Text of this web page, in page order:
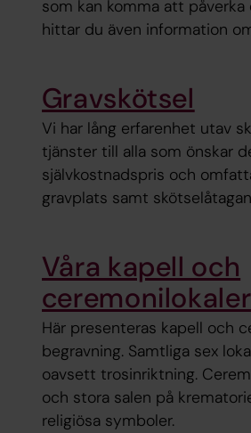
som kan komma att
hittar du även information
Gravskötsel
Vi har lång erfarenhet utav
tjänster till alla som önskar
självkostnadspris och
gravplats samt
Våra kapell och
ceremonilokaler
Här presenteras kapell och
begravning. Samtliga sex
oavsett trosinriktning.
och stora salen på
religiösa symboler.